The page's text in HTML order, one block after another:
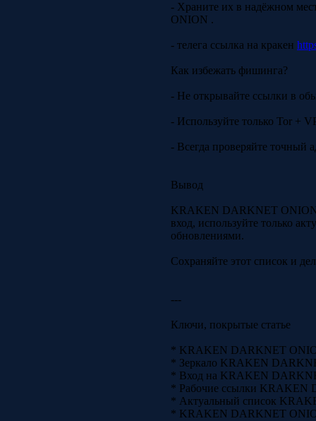
- Храните их в надёжном
ONION .
- телега ссылка на кракен
Как избежать фишинга?
- Не открывайте ссылки в
- Используйте только Tor +
- Всегда проверяйте точный
Вывод
KRAKEN DARKNET ONION
вход, используйте только
обновлениями.
Сохраняйте этот список и
---
Ключи, покрытые статье
* KRAKEN DARKNET
* Зеркало KRAKEN
* Вход на KRAKEN
* Рабочие ссылки KRAKEN
* Актуальный список
* KRAKEN DARKNET